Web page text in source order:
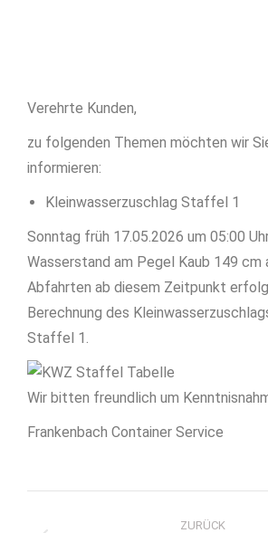
Verehrte Kunden,
zu folgenden Themen möchten wir
informieren:
Kleinwasserzuschlag Staffel 1
Sonntag früh 17.05.2026 um 05:00
Wasserstand am Pegel Kaub 149 cm
Abfahrten ab diesem Zeitpunkt
Berechnung des
Staffel 1.
Wir bitten freundlich um
Frankenbach Container Service
ZURÜCK